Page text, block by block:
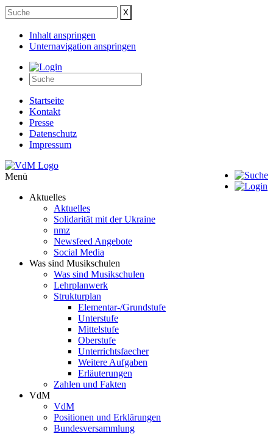
Inhalt anspringen
Unternavigation anspringen
Startseite
Kontakt
Presse
Datenschutz
Impressum
Menü
Aktuelles
Aktuelles
Solidarität mit der Ukraine
nmz
Newsfeed Angebote
Social Media
Was sind Musikschulen
Was sind Musikschulen
Lehrplanwerk
Strukturplan
Elementar-/Grundstufe
Unterstufe
Mittelstufe
Oberstufe
Unterrichtsfaecher
Weitere Aufgaben
Erläuterungen
Zahlen und Fakten
VdM
VdM
Positionen und Erklärungen
Bundesversammlung